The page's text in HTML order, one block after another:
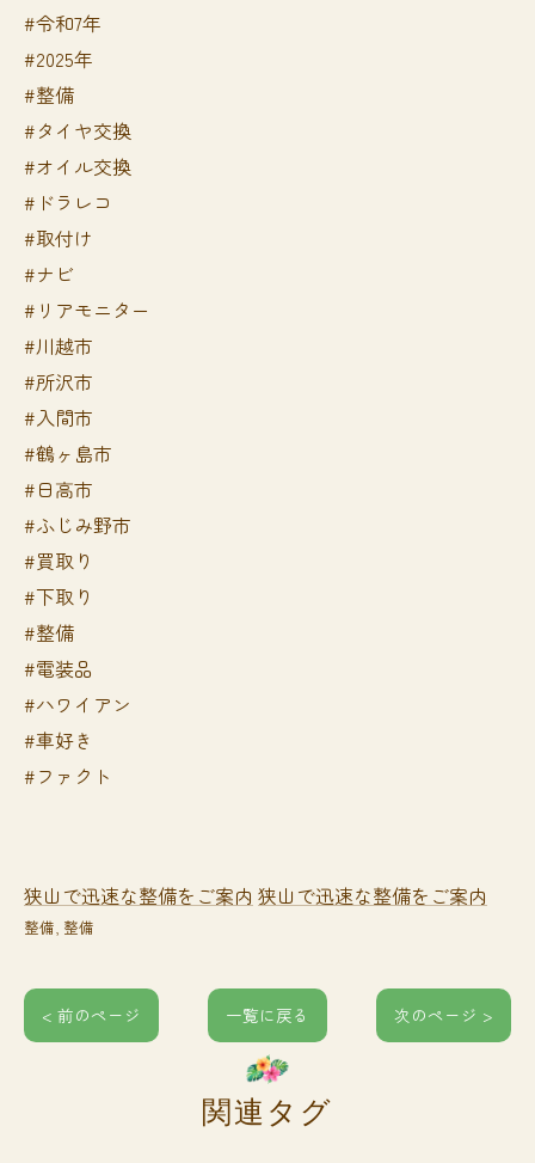
#令和7年
#2025年
#整備
#タイヤ交換
#オイル交換
#ドラレコ
#取付け
#ナビ
#リアモニター
#川越市
#所沢市
#入間市
#鶴ヶ島市
#日高市
#ふじみ野市
#買取り
#下取り
#整備
#電装品
#ハワイアン
#車好き
#ファクト
狭山で迅速な整備をご案内 狭山で迅速な整備をご案内
整備 整備
< 前のページ 一覧に戻る 次のページ >
関連タグ